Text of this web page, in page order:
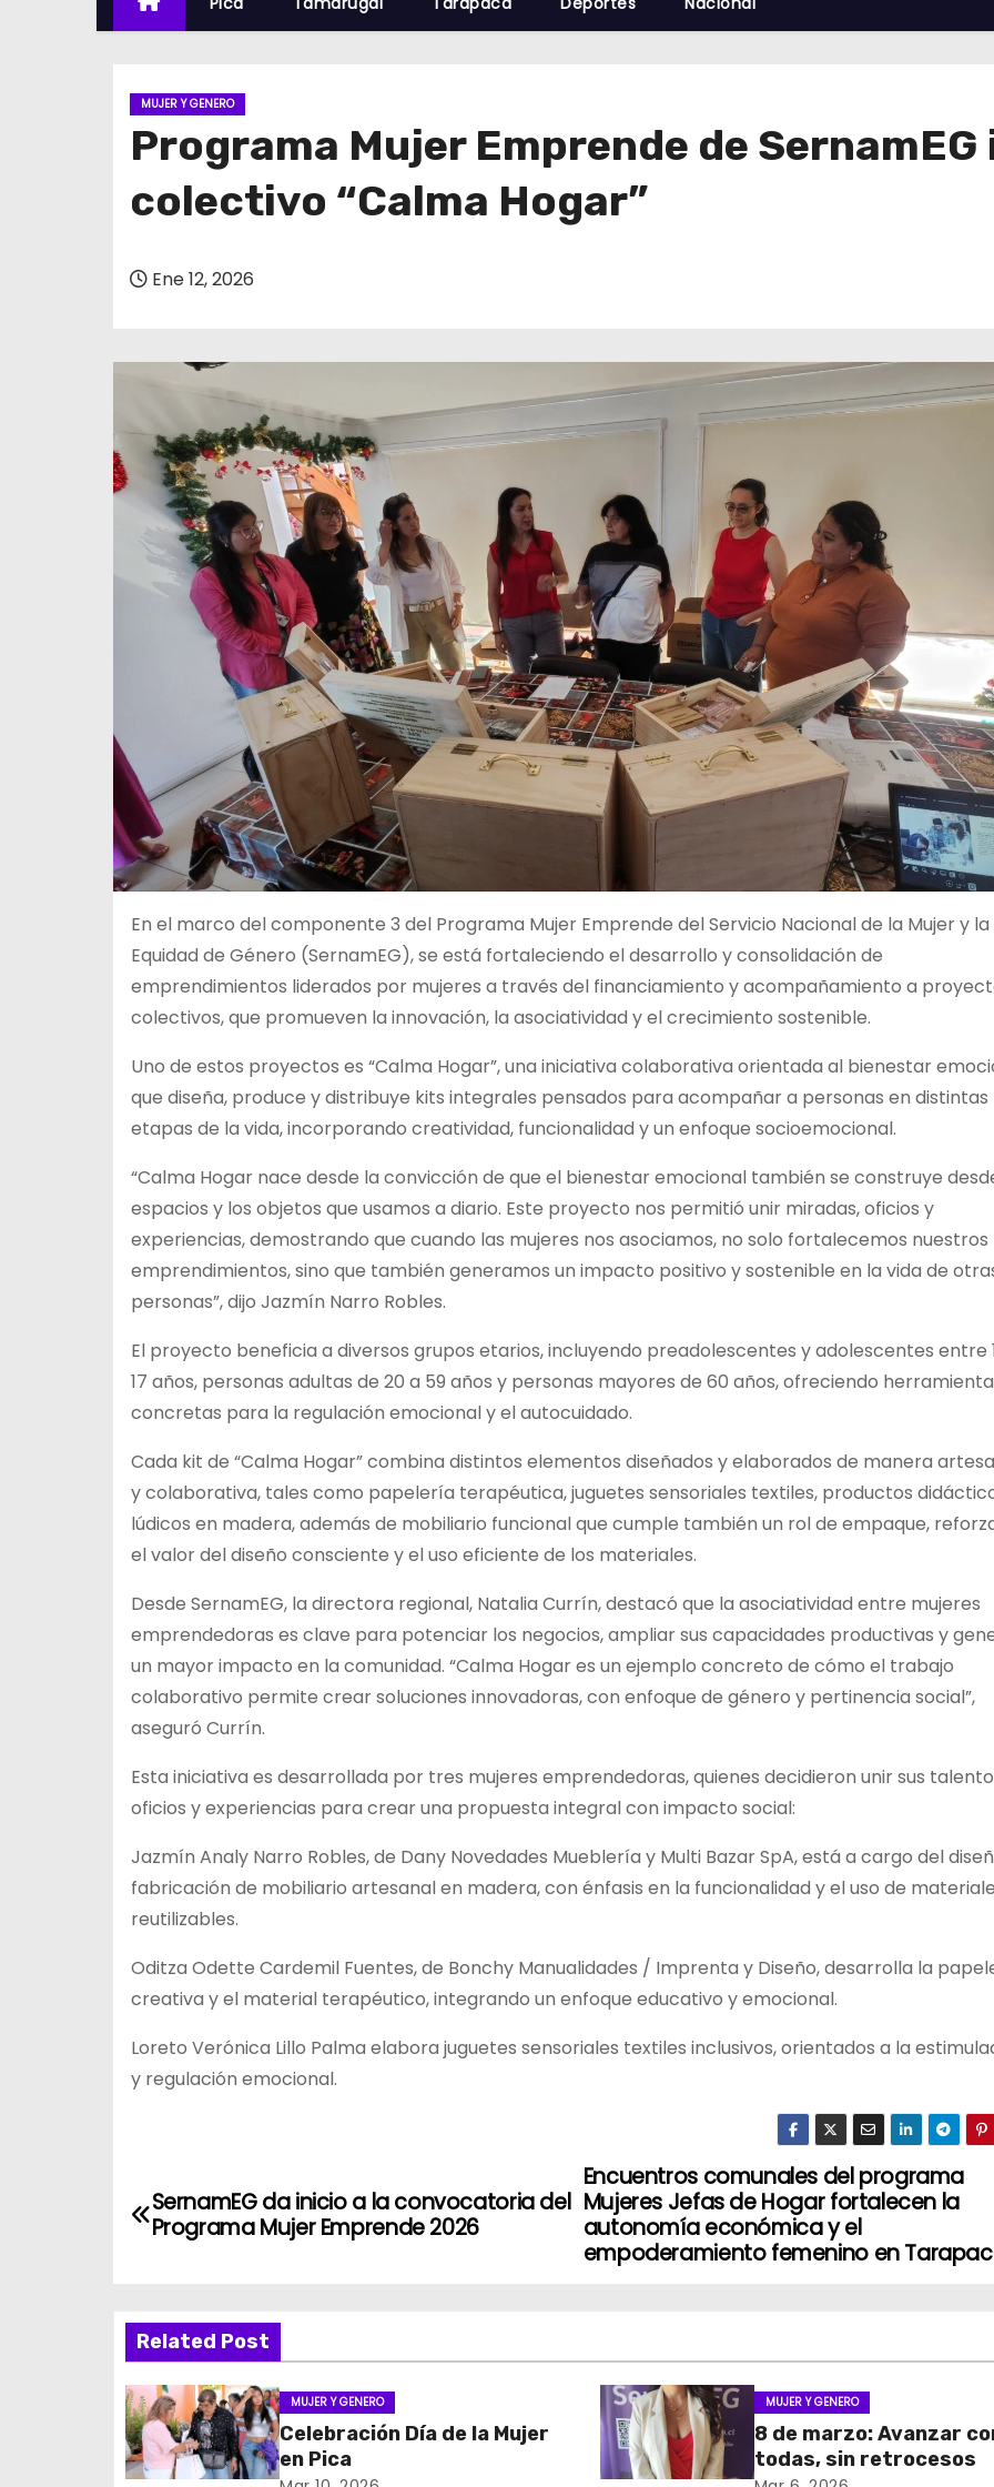
MUJER Y GENERO
Programa Mujer Emprende de
colectivo “Calma Hogar”
Ene 12, 2026
En el marco del componente 3 del Programa Mujer Emprende del Servicio Nacional de la Mujer y la
Equidad de Género (SernamEG), se está fortaleciendo el desarrollo y consolidación de
emprendimientos liderados por mujeres a través del financiamiento y acompañamiento a
colectivos, que promueven la innovación, la asociatividad y el crecimiento sostenible.
Uno de estos proyectos es “Calma Hogar”, una iniciativa colaborativa orientada al bienestar
que diseña, produce y distribuye kits integrales pensados para acompañar a personas en distintas
etapas de la vida, incorporando creatividad, funcionalidad y un enfoque socioemocional.
“Calma Hogar nace desde la convicción de que el bienestar emocional también se construye
espacios y los objetos que usamos a diario. Este proyecto nos permitió unir miradas, oficios y
experiencias, demostrando que cuando las mujeres nos asociamos, no solo fortalecemos nuestros
emprendimientos, sino que también generamos un impacto positivo y sostenible en la vida de
personas”, dijo Jazmín Narro Robles.
El proyecto beneficia a diversos grupos etarios, incluyendo preadolescentes y adolescentes entre
17 años, personas adultas de 20 a 59 años y personas mayores de 60 años, ofreciendo
concretas para la regulación emocional y el autocuidado.
Cada kit de “Calma Hogar” combina distintos elementos diseñados y elaborados de manera
y colaborativa, tales como papelería terapéutica, juguetes sensoriales textiles, productos
lúdicos en madera, además de mobiliario funcional que cumple también un rol de empaque,
el valor del diseño consciente y el uso eficiente de los materiales.
Desde SernamEG, la directora regional, Natalia Currín, destacó que la asociatividad entre mujeres
emprendedoras es clave para potenciar los negocios, ampliar sus capacidades productivas y
un mayor impacto en la comunidad. “Calma Hogar es un ejemplo concreto de cómo el trabajo
colaborativo permite crear soluciones innovadoras, con enfoque de género y pertinencia social”,
aseguró Currín.
Esta iniciativa es desarrollada por tres mujeres emprendedoras, quienes decidieron unir sus
oficios y experiencias para crear una propuesta integral con impacto social:
Jazmín Analy Narro Robles, de Dany Novedades Mueblería y Multi Bazar SpA, está a cargo del
fabricación de mobiliario artesanal en madera, con énfasis en la funcionalidad y el uso de
reutilizables.
Oditza Odette Cardemil Fuentes, de Bonchy Manualidades / Imprenta y Diseño, desarrolla la
creativa y el material terapéutico, integrando un enfoque educativo y emocional.
Loreto Verónica Lillo Palma elabora juguetes sensoriales textiles inclusivos, orientados a la
y regulación emocional.
N
a
e
g
a
c
Encuentros comunales del programa
Mujeres Jefas de Hogar fortalecen la
autonomía económica y el
empoderamiento femenino en
SernamEG da inicio a la convocatoria del
Programa Mujer Emprende 2026
Related Post
MUJER Y GENERO
Celebración Día de la Mujer
en Pica
MUJER Y GENERO
8 de marzo: Avanzar
todas, sin retrocesos